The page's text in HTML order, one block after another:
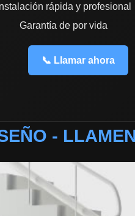
Instalación rápida y profesional
Garantía de por vida
📞 Llamar ahora
-